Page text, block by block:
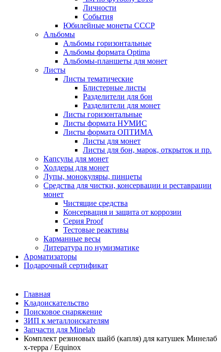
Личности
События
Юбилейные монеты СССР
Альбомы
Альбомы горизонтальные
Альбомы формата Optima
Альбомы-планшеты для монет
Листы
Листы тематические
Блистерные листы
Разделители для бон
Разделители для монет
Листы горизонтальные
Листы формата НУМИС
Листы формата ОПТИМА
Листы для монет
Листы для бон, марок, открыток и пр.
Капсулы для монет
Холдеры для монет
Лупы, монокуляры, пинцеты
Средства для чистки, консервации и реставрации
монет
Чистящие средства
Консервация и защита от коррозии
Серия Proof
Тестовые реактивы
Карманные весы
Литература по нумизматике
Ароматизаторы
Подарочный сертификат
Главная
Кладоискательство
Поисковое снаряжение
ЗИП к металлоискателям
Запчасти для Minelab
Комплект резиновых шайб (капля) для катушек Минелаб
х-терра / Equinox